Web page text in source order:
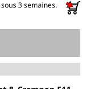
3 semaines.